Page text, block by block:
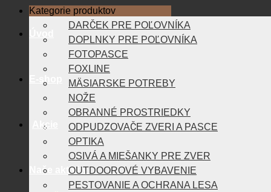
Akcie
Naše aktivity
Kategorie produktov
DARČEK PRE POĽOVNÍKA
DOPLNKY PRE POĽOVNÍKA
FOTOPASCE
FOXLINE
MÄSIARSKE POTREBY
NOŽE
OBRANNÉ PROSTRIEDKY
ODPUDZOVAČE ZVERI A PASCE
OPTIKA
OSIVÁ A MIEŠANKY PRE ZVER
OUTDOOROVÉ VYBAVENIE
PESTOVANIE A OCHRANA LESA